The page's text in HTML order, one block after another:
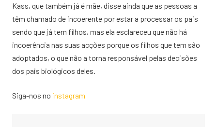
Kass, que também já é mãe, disse ainda que as pessoas a
têm chamado de incoerente por estar a processar os pais
sendo que já tem filhos, mas ela esclareceu que não há
incoerência nas suas acções porque os filhos que tem são
adoptados, o que não a torna responsável pelas decisões
dos pais biológicos deles.
Siga-nos no instagram